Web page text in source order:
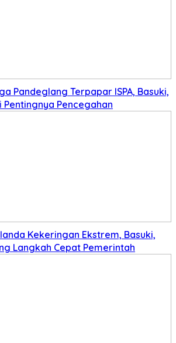
Pandeglang Terpapar ISPA, Basuki,
Pentingnya Pencegahan
Kekeringan Ekstrem, Basuki,
Langkah Cepat Pemerintah